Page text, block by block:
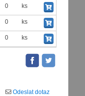
0 ks
0 ks
0 ks
Odeslat dotaz